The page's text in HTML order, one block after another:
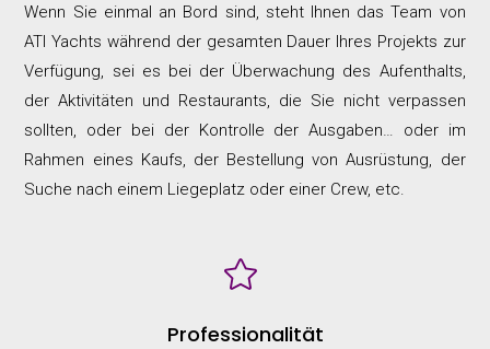
Wenn Sie einmal an Bord sind, steht Ihnen das Team von
ATI Yachts während der gesamten Dauer Ihres Projekts zur
Verfügung, sei es bei der Überwachung des Aufenthalts,
der Aktivitäten und Restaurants, die Sie nicht verpassen
sollten, oder bei der Kontrolle der Ausgaben… oder im
Rahmen eines Kaufs, der Bestellung von Ausrüstung, der
Suche nach einem Liegeplatz oder einer Crew, etc.

Professionalität